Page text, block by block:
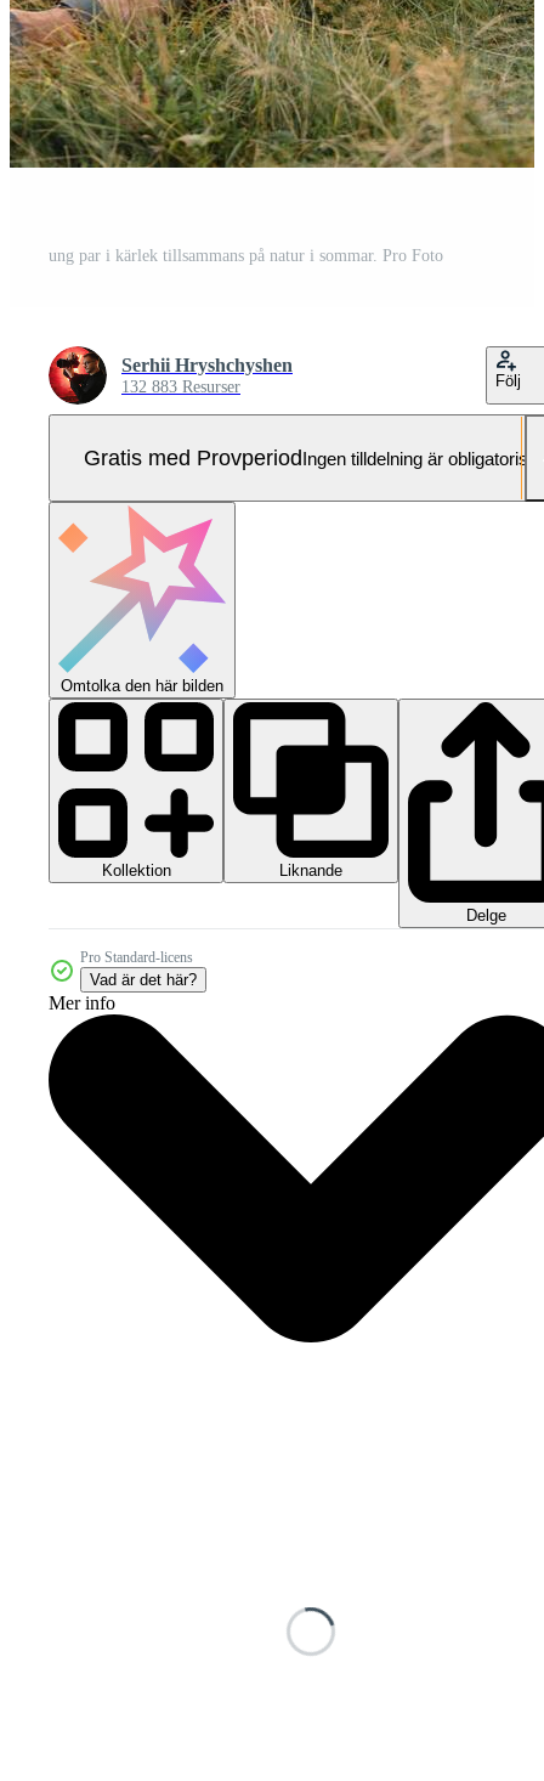
ung par i kärlek tillsammans på natur i sommar. Pro Foto
Serhii Hryshchyshen
132 883 Resurser Följ
Gratis med ProvperiodIngen tilldelning är obligatorisk
Omtolka den här bilden
Kollektion Liknande
Delge
Pro Standard-licens
Vad är det här?
Mer info